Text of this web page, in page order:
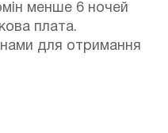
менше 6 ночей
плата.
для отримання